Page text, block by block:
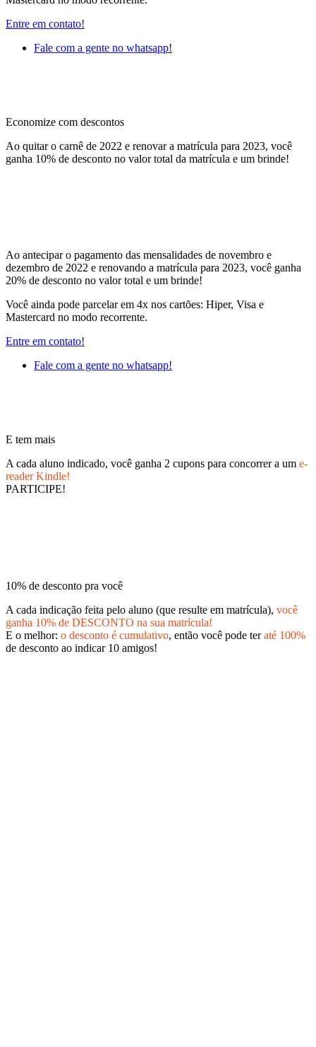
Entre em contato!
Fale com a gente no whatsapp!
Economize com descontos
Ao quitar o carnê de 2022 e renovar a matrícula para 2023, você
ganha 10% de desconto no valor total da matrícula e um brinde!
Ao antecipar o pagamento das mensalidades de novembro e
dezembro de 2022 e renovando a matrícula para 2023, você ganha
20% de desconto no valor total e um brinde!
Você ainda pode parcelar em 4x nos cartões: Hiper, Visa e
Mastercard no modo recorrente.
Entre em contato!
Fale com a gente no whatsapp!
E tem mais
A cada aluno indicado, você ganha 2 cupons para concorrer a um e-
reader Kindle!
PARTICIPE!
10% de desconto pra você
A cada indicação feita pelo aluno (que resulte em matrícula), você
ganha 10% de DESCONTO na sua matrícula!
E o melhor: o desconto é cumulativo, então você pode teraté 100%
de desconto ao indicar 10 amigos!